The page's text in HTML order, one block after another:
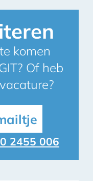
komen
Of heb
2455 006